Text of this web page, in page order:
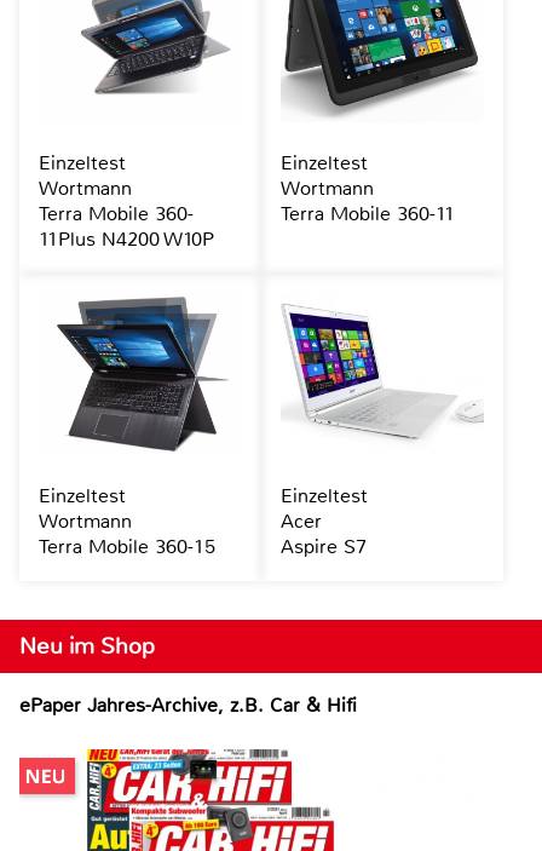
Neu im Shop
ePaper Jahres-Archive, z.B. Car & Hifi
Einzeltest
Wortmann
Terra Mobile 360-
11Plus N4200 W10P
Einzeltest
Wortmann
Terra Mobile 360-11
Einzeltest
Wortmann
Terra Mobile 360-15
Einzeltest
Acer
Aspire S7